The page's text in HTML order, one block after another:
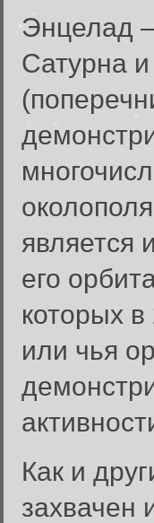
Энцелад
Сатурна
является
его
которых
или чья
Как и
захвачен